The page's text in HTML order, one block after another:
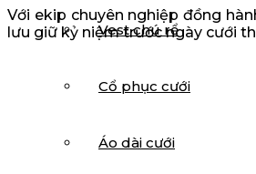
Vest chú rể
Cổ phục cưới
Áo dài cưới
Với ekip chuyên nghiệp đồng
lưu giữ kỷ niệm trước ngày cưới